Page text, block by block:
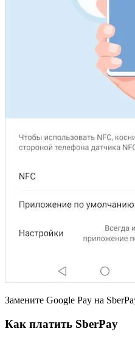
Замените Google Pay на
Как платить SberPay